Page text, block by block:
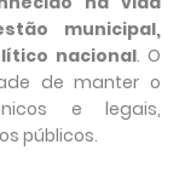
municipal,
nacional. O
de manter o
e legais,
públicos.